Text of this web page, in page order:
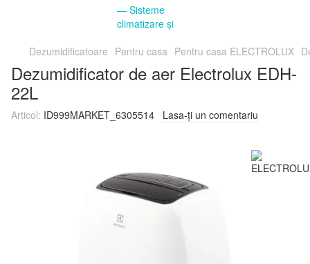
Dezumidificatoare Pentru casa Pentru casa ELECTROLUX
Dezumidificator de aer Electrolux EDH-
22L
Articol: ID999MARKET_6305514 Lasa-ți un comentariu